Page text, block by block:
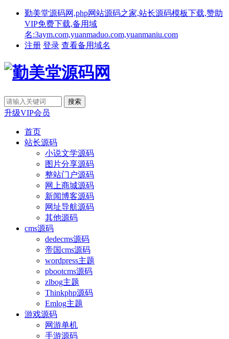
勤美堂源码网,php网站源码之家,站长源码模板下载,赞助
VIP免费下载,备用域
名:3aym.com,yuanmaduo.com,yuanmaniu.com
注册 登录 查看备用域名
升级VIP会员
首页
站长源码
小说文学源码
图片分享源码
整站门户源码
网上商城源码
新闻博客源码
网址导航源码
其他源码
cms源码
dedecms源码
帝国cms源码
wordpress主题
pbootcms源码
zlbog主题
Thinkphp源码
Emlog主题
游戏源码
网游单机
手游源码